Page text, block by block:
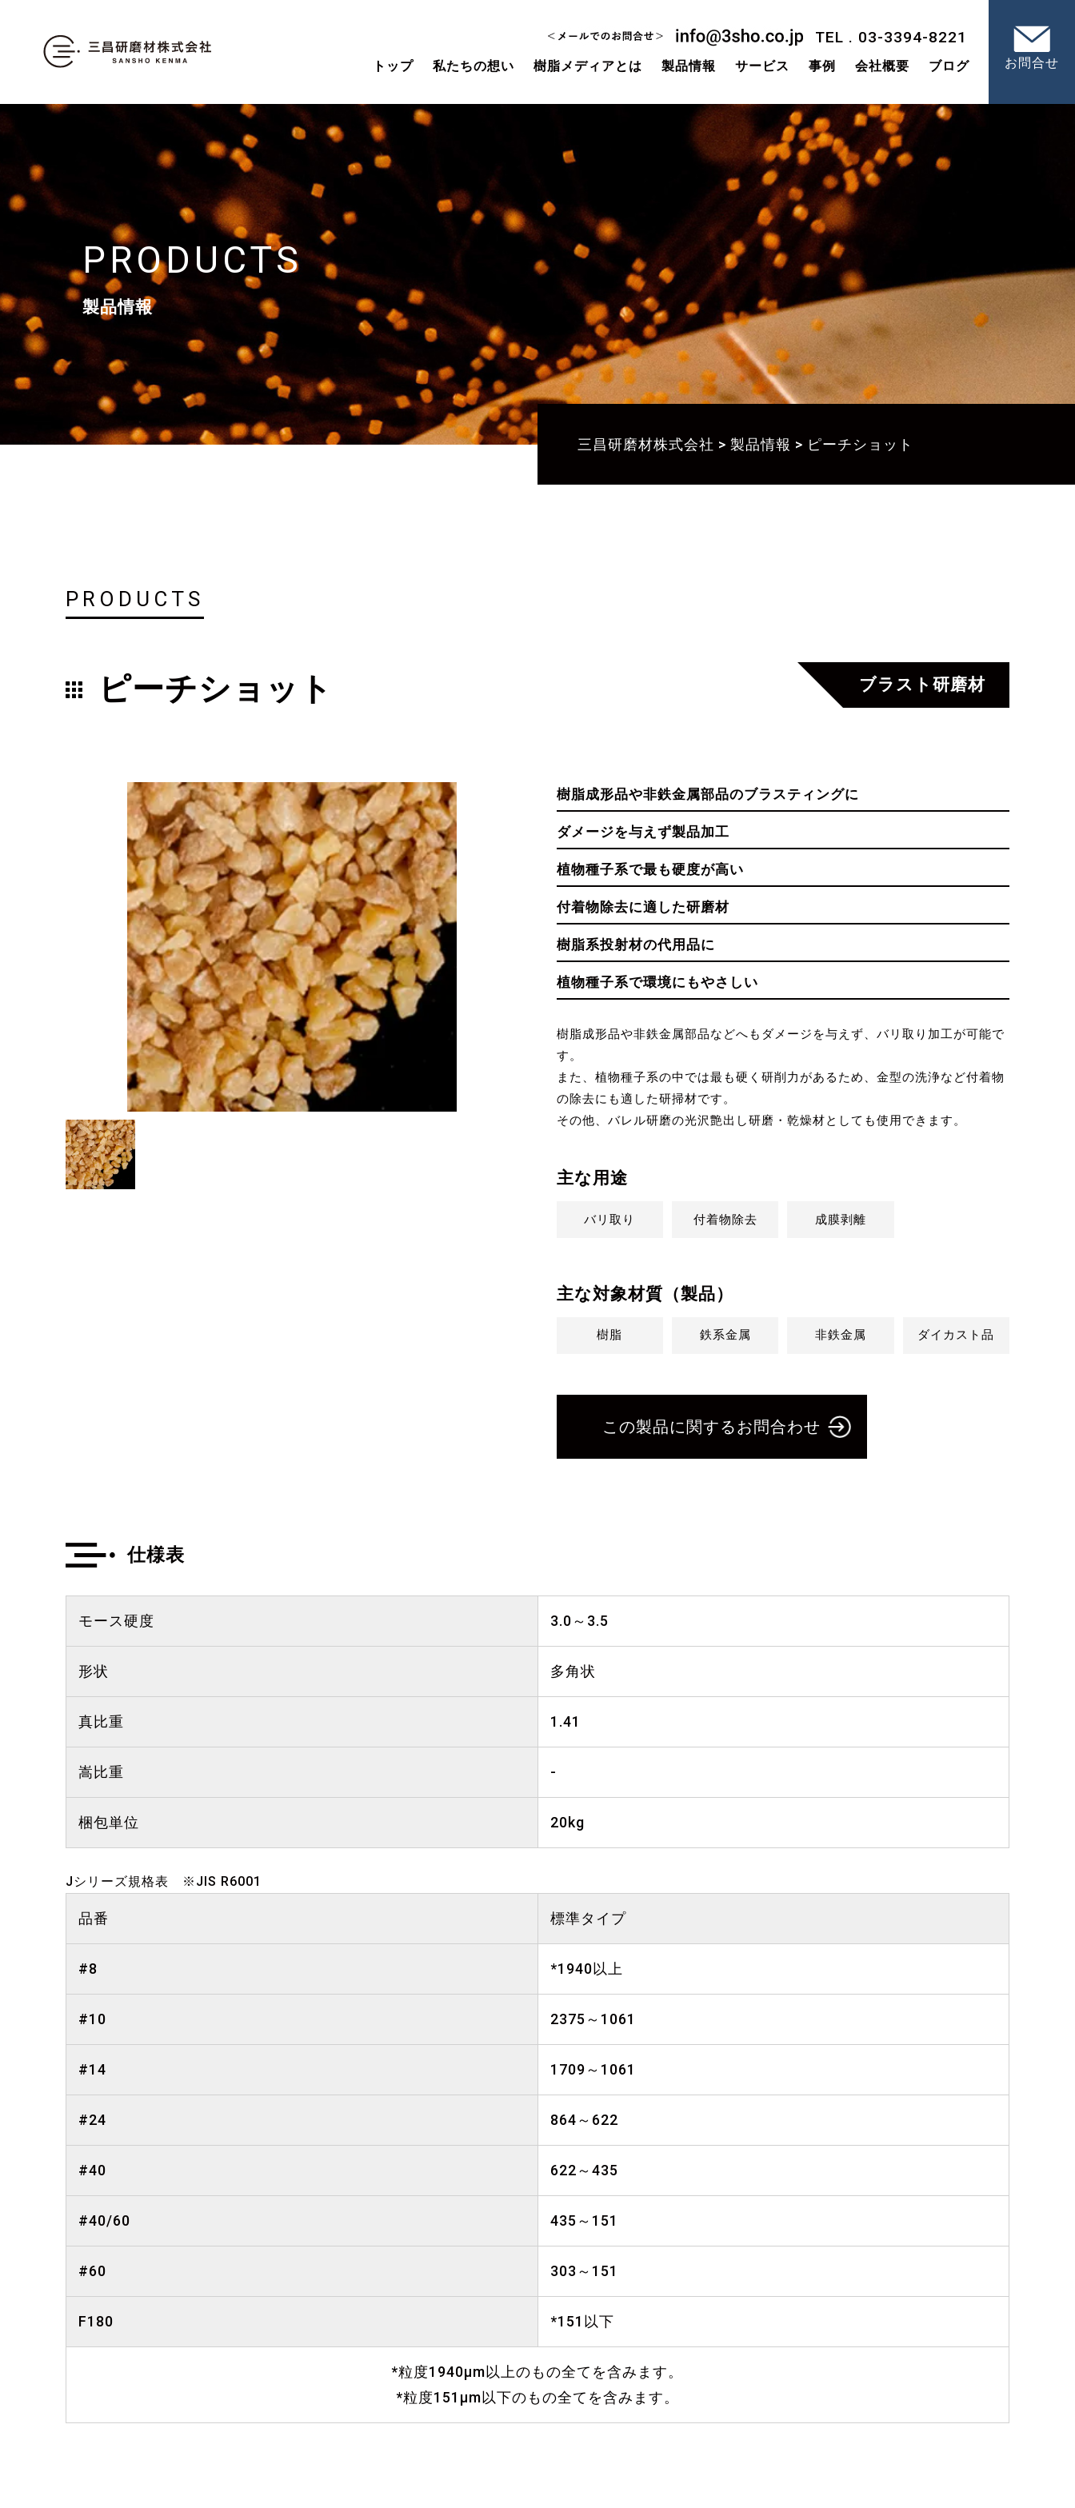
TEL . 03-3394-8221
トップ 私たちの想い 樹脂メディアとは 製品情報 サービス 事例 会社概要 ブログ お問合せ
PRODUCTS
製品情報
三昌研磨材株式会社 > 製品情報 > ピーチショット
PRODUCTS
ピーチショット ブラスト研磨材
樹脂成形品や非鉄金属部品のブラスティングに
ダメージを与えず製品加工
植物種子系で最も硬度が高い
付着物除去に適した研磨材
樹脂系投射材の代用品に
植物種子系で環境にもやさしい
樹脂成形品や非鉄金属部品などへもダメージを与えず、バリ取り加工が可能で
す。
また、植物種子系の中では最も硬く研削力があるため、金型の洗浄など付着物
の除去にも適した研掃材です。
その他、バレル研磨の光沢艶出し研磨・乾燥材としても使用できます。
主な用途
バリ取り 付着物除去 成膜剥離
主な対象材質（製品）
樹脂 鉄系金属 非鉄金属 ダイカスト品
この製品に関するお問合わせ
仕様表
モース硬度 3.0～3.5
形状 多角状
真比重 1.41
嵩比重 -
梱包単位 20kg
Jシリーズ規格表 ※JIS R6001
品番 標準タイプ
#8 *1940以上
#10 2375～1061
#14 1709～1061
#24 864～622
#40 622～435
#40/60 435～151
#60 303～151
F180 *151以下
*粒度1940μm以上のもの全てを含みます。
*粒度151μm以下のもの全てを含みます。